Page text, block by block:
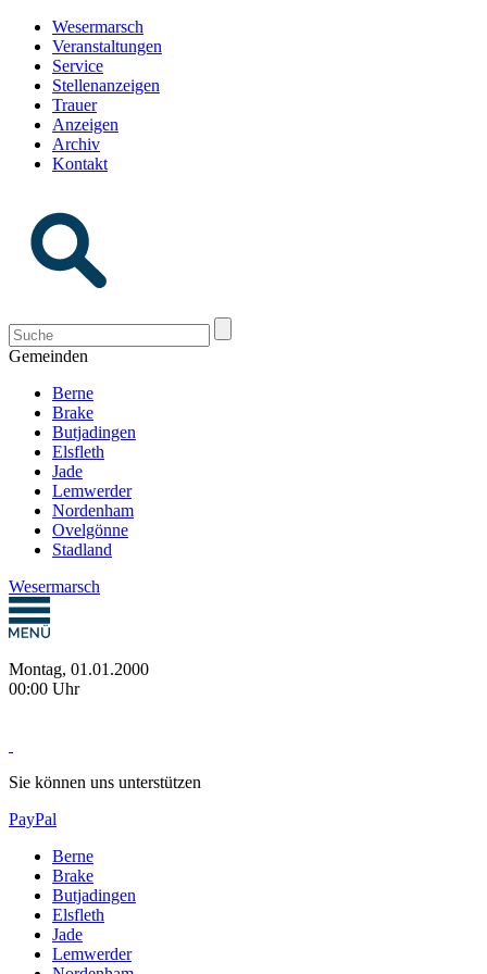
Wesermarsch
Veranstaltungen
Service
Stellenanzeigen
Trauer
Anzeigen
Archiv
Kontakt
Gemeinden
Berne
Brake
Butjadingen
Elsfleth
Jade
Lemwerder
Nordenham
Ovelgönne
Stadland
Wesermarsch
Montag, 01.01.2000
00:00 Uhr
Sie können uns unterstützen
PayPal
Berne
Brake
Butjadingen
Elsfleth
Jade
Lemwerder